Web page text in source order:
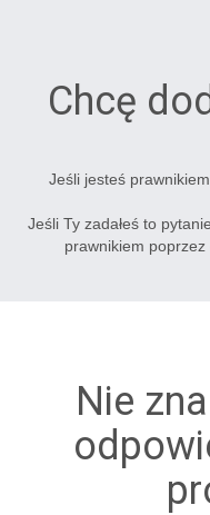
Chcę
Jeśli jesteś prawnikiem
Jeśli Ty zadałeś to
prawnikiem poprzez
Nie